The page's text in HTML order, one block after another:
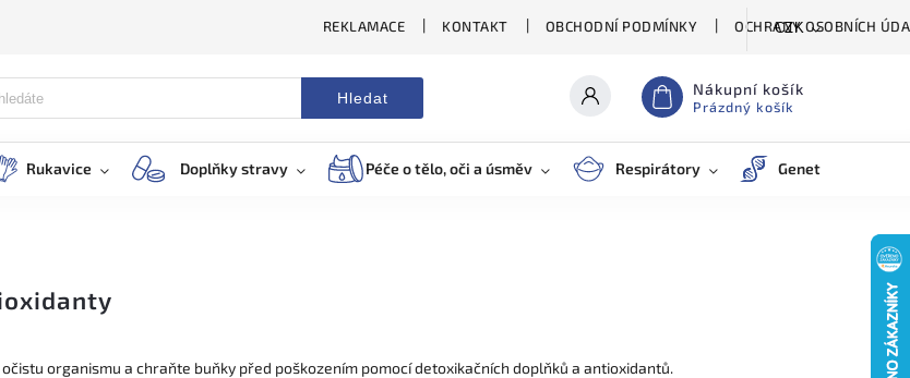
REKLAMACE KONTAKT OBCHODNÍ PODMÍNKY OCHRANY OSOBNÍCH
CZK
Hledat Nákupní košík
Prázdný košík
Rukavice Doplňky stravy Péče o tělo, oči a úsměv Respirátory Genetické testy
organismu a chraňte buňky před poškozením pomocí detoxikačních doplňků a antioxidantů.